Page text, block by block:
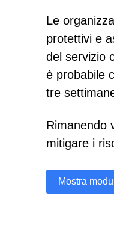
Le
protettivi e
del servizio
è probabile
tre
Rimanendo
mitigare i
Mostra